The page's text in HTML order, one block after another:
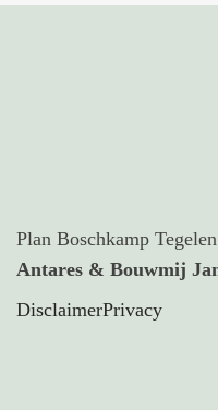
Plan Boschkamp
Antares & Bouwmij
DisclaimerPrivacy